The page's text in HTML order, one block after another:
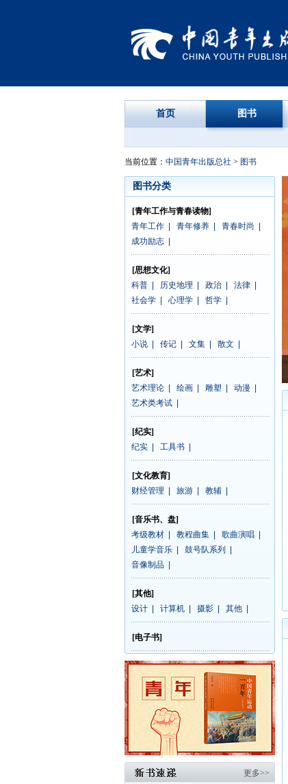
首页 图书
当前位置： 中国青年出版总社 > 图书
图书分类
[青年工作与青春读物]
青年工作
青年修养 青春时尚
成功励志
[思想文化]
科普
历史地理 政治 法律
社会学
心理学 哲学
[文学]
小说
传记 文集 散文
[艺术]
艺术理论
绘画 雕塑 动漫
艺术类考试
[纪实]
纪实
工具书
[文化教育]
财经管理
旅游 教辅
[音乐书、盘]
考级教材
教程曲集 歌曲演唱
儿童学音乐
鼓号队系列
音像制品
[其他]
设计
计算机 摄影 其他
[电子书]
更多>>